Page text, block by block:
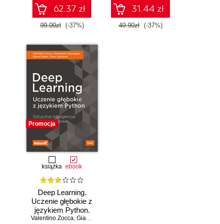
62.37 zł
99.00zł (-37%)
31.44 zł
49.90zł (-37%)
Promocja
książka ebook
Deep Learning.
Uczenie głębokie z
językiem Python.
Sztuczna
Valentino Zocca, Gianmario Spacagna